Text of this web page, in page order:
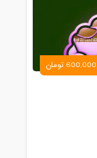
600,000 تومان